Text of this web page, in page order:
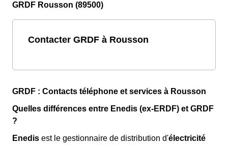
GRDF Rousson (89500)
Contacter GRDF à Rousson
GRDF : Contacts téléphone et services à Rousson
Quelles différences entre Enedis (ex-ERDF) et GRDF
?
Enedis est le gestionnaire de distribution d'électricité